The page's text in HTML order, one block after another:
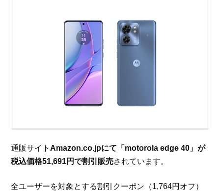
通販サイトAmazon.co.jpにて「motorola edge 40」が
税込価格51,691円で割引販売されています。
全ユーザーを対象とする割引クーポン（1,764円オフ）